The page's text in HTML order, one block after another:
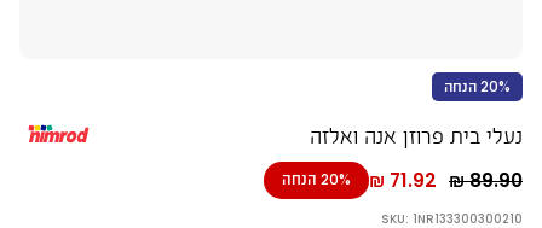
20% הנחה
נעלי בית פרוזן אנה ואלזה
71.92 ₪
מחיר
רגיל
89.90 ₪
20% הנחה
SKU: 1NR133300300210